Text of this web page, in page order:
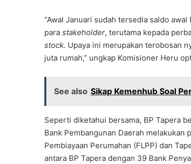
“Awal Januari sudah tersedia saldo
para stakeholder, terutama kepada
stock. Upaya ini merupakan terobosan
juta rumah,” ungkap Komisioner Heru
See also Sikap Kemenhub Soal
Seperti diketahui bersama, BP Tapera
Bank Pembangunan Daerah melakukan
Pembiayaan Perumahan (FLPP) dan
antara BP Tapera dengan 39 Bank